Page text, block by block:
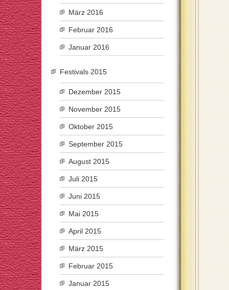
März 2016
Februar 2016
Januar 2016
Festivals 2015
Dezember 2015
November 2015
Oktober 2015
September 2015
August 2015
Juli 2015
Juni 2015
Mai 2015
April 2015
März 2015
Februar 2015
Januar 2015